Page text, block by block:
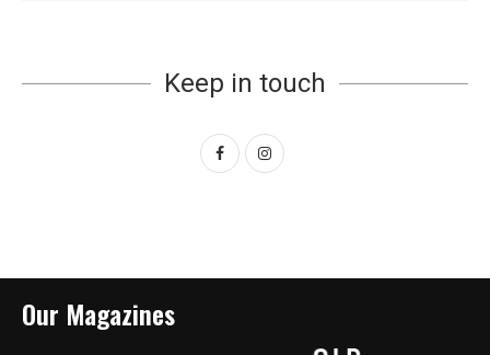
Keep in touch
Our Magazines